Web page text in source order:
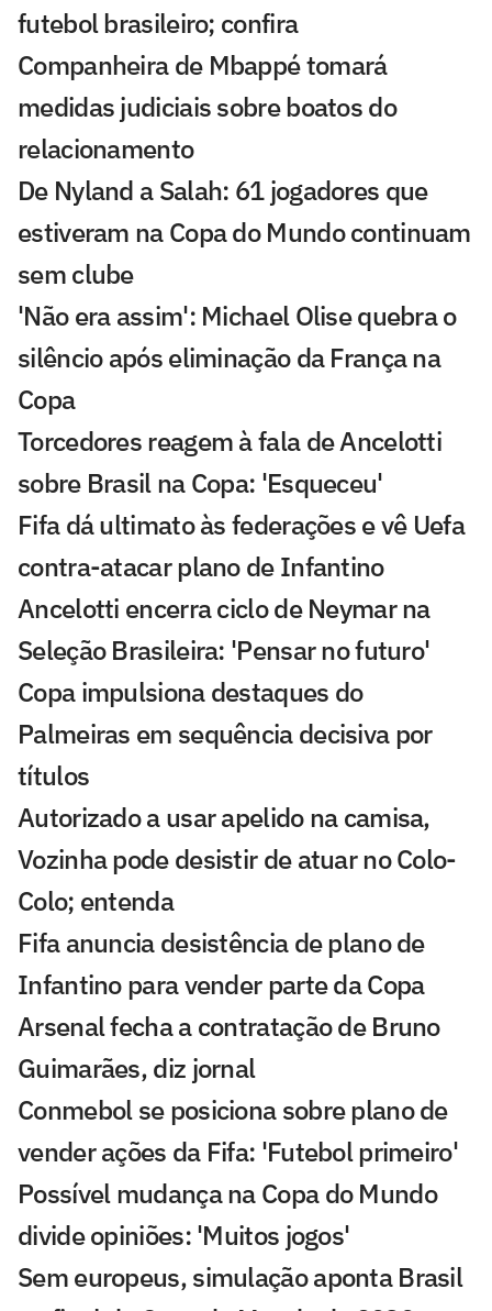
futebol brasileiro; confira
Companheira de Mbappé tomará
medidas judiciais sobre boatos do
relacionamento
De Nyland a Salah: 61 jogadores que
estiveram na Copa do Mundo continuam
sem clube
'Não era assim': Michael Olise quebra o
silêncio após eliminação da França na
Copa
Torcedores reagem à fala de Ancelotti
sobre Brasil na Copa: 'Esqueceu'
Fifa dá ultimato às federações e vê Uefa
contra-atacar plano de Infantino
Ancelotti encerra ciclo de Neymar na
Seleção Brasileira: 'Pensar no futuro'
Copa impulsiona destaques do
Palmeiras em sequência decisiva por
títulos
Autorizado a usar apelido na camisa,
Vozinha pode desistir de atuar no Colo-
Colo; entenda
Fifa anuncia desistência de plano de
Infantino para vender parte da Copa
Arsenal fecha a contratação de Bruno
Guimarães, diz jornal
Conmebol se posiciona sobre plano de
vender ações da Fifa: 'Futebol primeiro'
Possível mudança na Copa do Mundo
divide opiniões: 'Muitos jogos'
Sem europeus, simulação aponta Brasil